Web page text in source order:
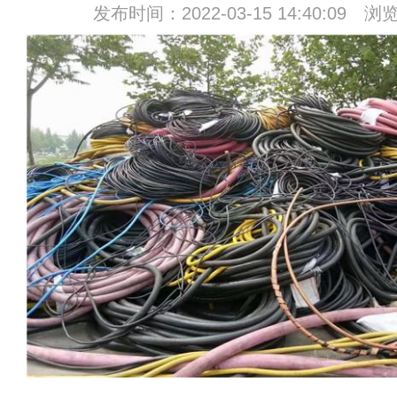
发布时间：2022-03-15 14:40:09 浏